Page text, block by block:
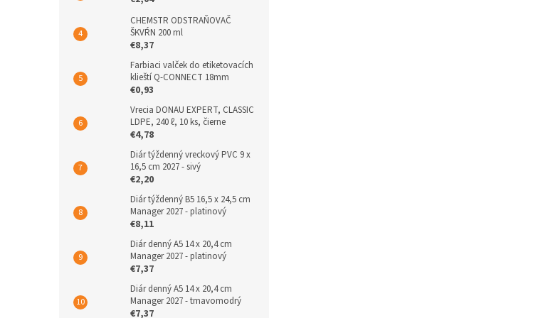
CHEMSTR ODSTRAŇOVAČ
ŠKVŔN 200 ml
€8,37
Farbiaci valček do etiketovacích
klieští Q-CONNECT 18mm
€0,93
Vrecia DONAU EXPERT, CLASSIC
LDPE, 240 ℓ, 10 ks, čierne
€4,78
Diár týždenný vreckový PVC 9 x
16,5 cm 2027 - sivý
€2,20
Diár týždenný B5 16,5 x 24,5 cm
Manager 2027 - platinový
€8,11
Diár denný A5 14 x 20,4 cm
Manager 2027 - platinový
€7,37
Diár denný A5 14 x 20,4 cm
Manager 2027 - tmavomodrý
€7,37